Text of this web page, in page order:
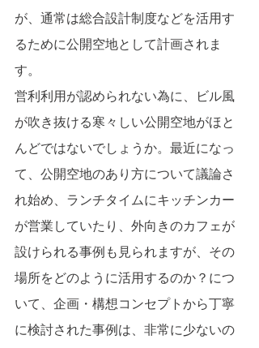
が、通常は総合設計制度などを活用す
るために公開空地として計画されま
す。
営利利用が認められない為に、ビル風
が吹き抜ける寒々しい公開空地がほと
んどではないでしょうか。最近になっ
て、公開空地のあり方について議論さ
れ始め、ランチタイムにキッチンカー
が営業していたり、外向きのカフェが
設けられる事例も見られますが、その
場所をどのように活用するのか？につ
いて、企画・構想コンセプトから丁寧
に検討された事例は、非常に少ないの